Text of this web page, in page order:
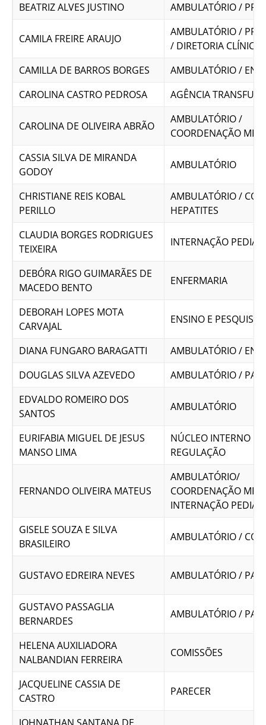
BEATRIZ ALVES JUSTINO AMBULATÓRIO /
CAMILA FREIRE ARAUJO
AMBULATÓRIO /
/ DIRETORIA CLÍNICA
CAMILLA DE BARROS BORGES
AMBULATÓRIO /
CAROLINA CASTRO PEDROSA
AGÊNCIA
CAROLINA DE OLIVEIRA ABRÃO
AMBULATÓRIO /
COORDENAÇÃO
CASSIA SILVA DE MIRANDA
GODOY
AMBULATÓRIO
CHRISTIANE REIS KOBAL
PERILLO
AMBULATÓRIO /
HEPATITES
CLAUDIA BORGES RODRIGUES
TEIXEIRA
INTERNAÇÃO
DEBÓRA RIGO GUIMARÃES DE
MACEDO BENTO
ENFERMARIA
DEBORAH LOPES MOTA
CARVAJAL
ENSINO E PESQUISA
DIANA FUNGARO BARAGATTI
AMBULATÓRIO /
DOUGLAS SILVA AZEVEDO
AMBULATÓRIO /
EDVALDO ROMEIRO DOS
SANTOS
AMBULATÓRIO
EURIFABIA MIGUEL DE JESUS
MANSO LIMA
NÚCLEO INTERNO DE
REGULAÇÃO
FERNANDO OLIVEIRA MATEUS
AMBULATÓRIO/
COORDENAÇÃO
INTERNAÇÃO
GISELE SOUZA E SILVA
BRASILEIRO
AMBULATÓRIO /
GUSTAVO EDREIRA NEVES AMBULATÓRIO /
GUSTAVO PASSAGLIA
BERNARDES
AMBULATÓRIO /
HELENA AUXILIADORA
NALBANDIAN FERREIRA
COMISSÕES
JACQUELINE CASSIA DE
CASTRO
PARECER